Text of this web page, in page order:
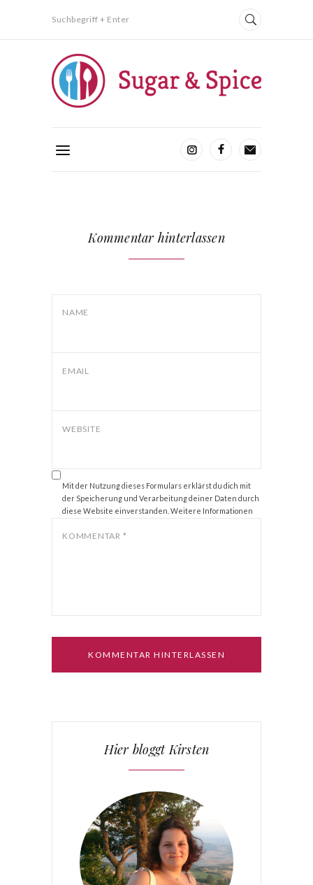
Suchbegriff + Enter
Kommentar hinterlassen
NAME
EMAIL
WEBSITE
Mit der Nutzung dieses Formulars erklärst du dich mit
der Speicherung und Verarbeitung deiner Daten durch
diese Website einverstanden. Weitere Informationen
*KOMMENTAR *
Hier bloggt Kirsten